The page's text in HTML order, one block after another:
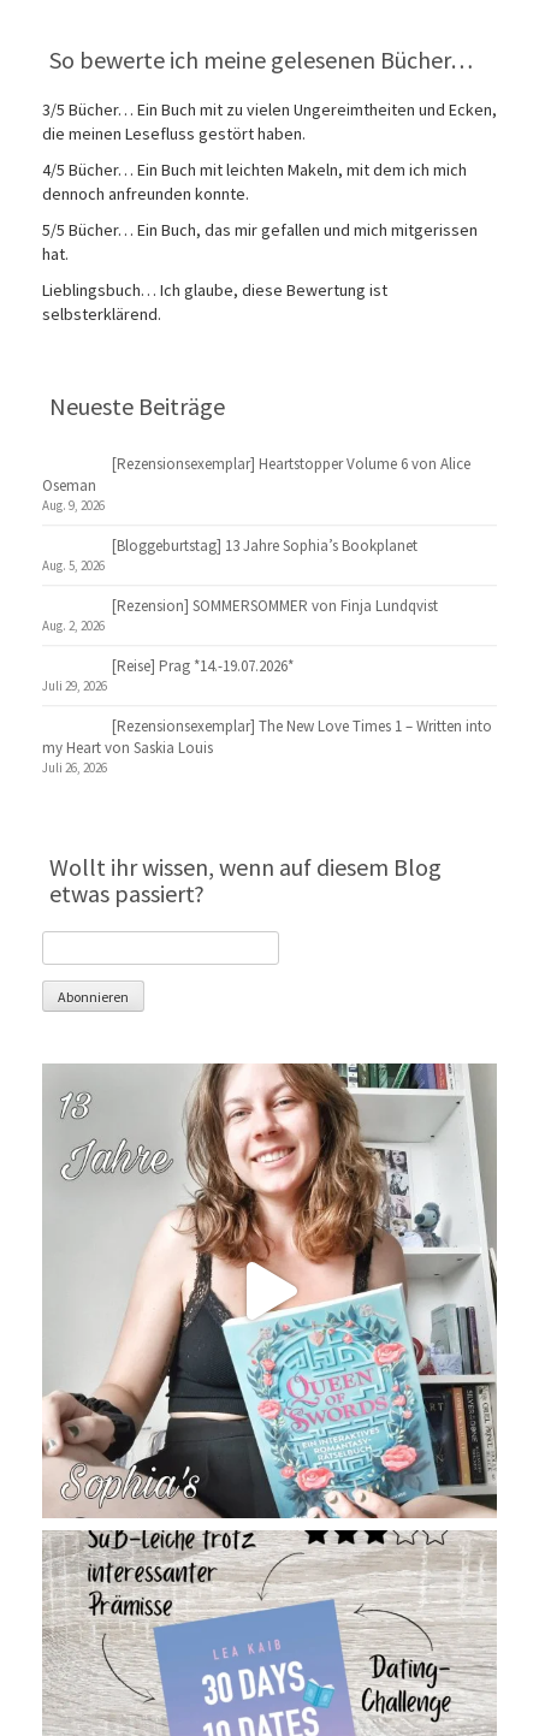
So bewerte ich meine gelesenen Bücher…
3/5 Bücher… Ein Buch mit zu vielen Ungereimtheiten und Ecken,
die meinen Lesefluss gestört haben.
4/5 Bücher… Ein Buch mit leichten Makeln, mit dem ich mich
dennoch anfreunden konnte.
5/5 Bücher… Ein Buch, das mir gefallen und mich mitgerissen
hat.
Lieblingsbuch… Ich glaube, diese Bewertung ist
selbsterklärend.
Neueste Beiträge
[Rezensionsexemplar] Heartstopper Volume 6 von Alice
Oseman
Aug. 9, 2026
[Bloggeburtstag] 13 Jahre Sophia’s Bookplanet
Aug. 5, 2026
[Rezension] SOMMERSOMMER von Finja Lundqvist
Aug. 2, 2026
[Reise] Prag *14.-19.07.2026*
Juli 29, 2026
[Rezensionsexemplar] The New Love Times 1 – Written into
my Heart von Saskia Louis
Juli 26, 2026
Wollt ihr wissen, wenn auf diesem Blog
etwas passiert?